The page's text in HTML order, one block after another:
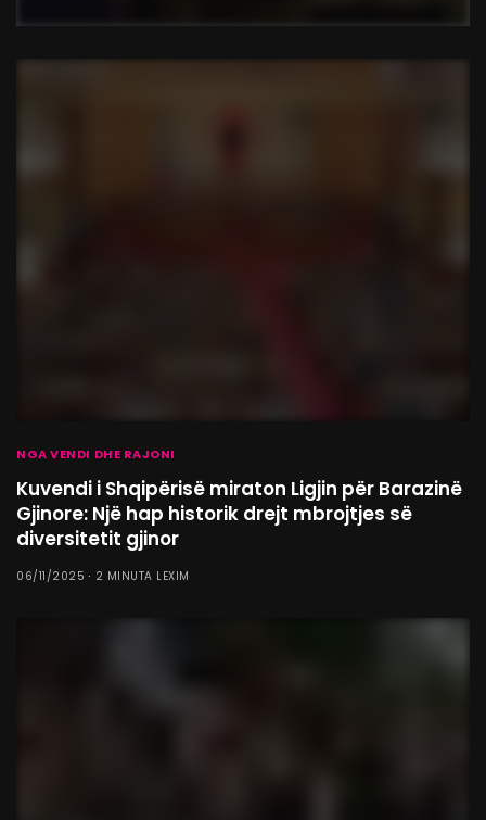
NGA VENDI DHE RAJONI
Kuvendi i Shqipërisë miraton Ligjin për Barazinë
Gjinore: Një hap historik drejt mbrojtjes së
diversitetit gjinor
06/11/2025 2 MINUTA LEXIM